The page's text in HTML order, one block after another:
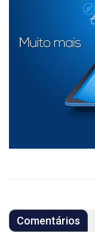
Comentários